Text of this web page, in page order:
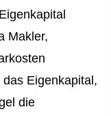
Makler,
Eigenkapital,
die